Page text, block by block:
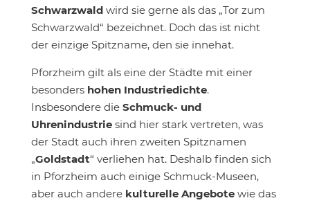
Schwarzwaldwird sie gerne als das „Tor zum
Schwarzwald“ bezeichnet. Doch das ist nicht
der einzige Spitzname, den sie innehat.
Pforzheim gilt als eine der Städte mit einer
besonders hohen Industriedichte.
Insbesondere die Schmuck- und
Uhrenindustriesind hier stark vertreten, was
der Stadt auch ihren zweiten Spitznamen
„Goldstadt“ verliehen hat. Deshalb finden sich
in Pforzheim auch einige Schmuck-Museen,
aber auch andere kulturelle Angebotewie das